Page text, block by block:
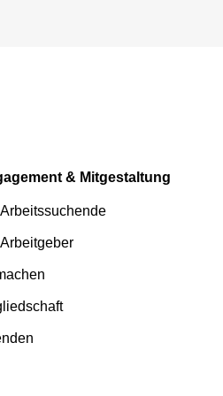
& Mitgestaltung